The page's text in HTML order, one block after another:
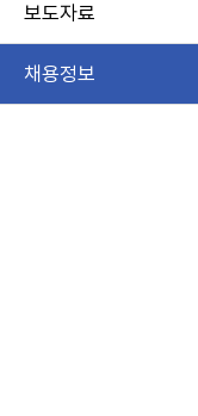
보도자료
채용정보